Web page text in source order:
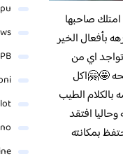
صاحبها
بأفعال الخير
تواجد اي من
🤩🤗اكل
الطيب
افتقد
بمكانته
PB